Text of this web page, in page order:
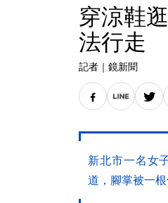
穿涼鞋
法行走
記者 ｜ 鏡新聞
新北市一名女
道，腳掌被一根